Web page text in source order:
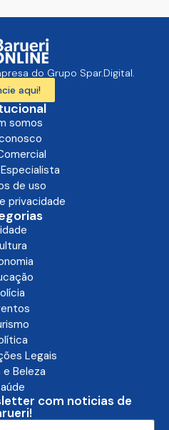
do Grupo Spar.Digital.
aqui!
somos
de uso
privacidade
Legais
e Beleza
com noticias de